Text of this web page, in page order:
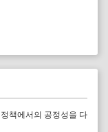
책에서의 공정성을 다